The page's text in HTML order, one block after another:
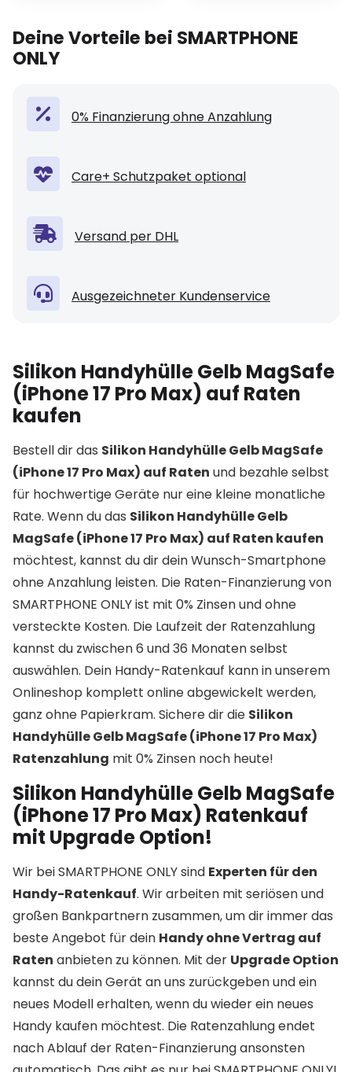
Deine Vorteile bei SMARTPHONE
ONLY
0% Finanzierung ohne Anzahlung
Care+ Schutzpaket optional
Versand per DHL
Ausgezeichneter Kundenservice
Silikon Handyhülle Gelb MagSafe
(iPhone 17 Pro Max) auf Raten
kaufen
Bestell dir das Silikon Handyhülle Gelb MagSafe
(iPhone 17 Pro Max) auf Raten und bezahle selbst
für hochwertige Geräte nur eine kleine monatliche
Rate. Wenn du das Silikon Handyhülle Gelb
MagSafe (iPhone 17 Pro Max) auf Raten kaufen
möchtest, kannst du dir dein Wunsch-Smartphone
ohne Anzahlung leisten. Die Raten-Finanzierung von
SMARTPHONE ONLY ist mit 0% Zinsen und ohne
versteckte Kosten. Die Laufzeit der Ratenzahlung
kannst du zwischen 6 und 36 Monaten selbst
auswählen. Dein Handy-Ratenkauf kann in unserem
Onlineshop komplett online abgewickelt werden,
ganz ohne Papierkram. Sichere dir die Silikon
Handyhülle Gelb MagSafe (iPhone 17 Pro Max)
Ratenzahlung mit 0% Zinsen noch heute!
Silikon Handyhülle Gelb MagSafe
(iPhone 17 Pro Max) Ratenkauf
mit Upgrade Option!
Wir bei SMARTPHONE ONLY sind Experten für den
Handy-Ratenkauf. Wir arbeiten mit seriösen und
großen Bankpartnern zusammen, um dir immer das
beste Angebot für dein Handy ohne Vertrag auf
Raten anbieten zu können. Mit der Upgrade Option
kannst du dein Gerät an uns zurückgeben und ein
neues Modell erhalten, wenn du wieder ein neues
Handy kaufen möchtest. Die Ratenzahlung endet
nach Ablauf der Raten-Finanzierung ansonsten